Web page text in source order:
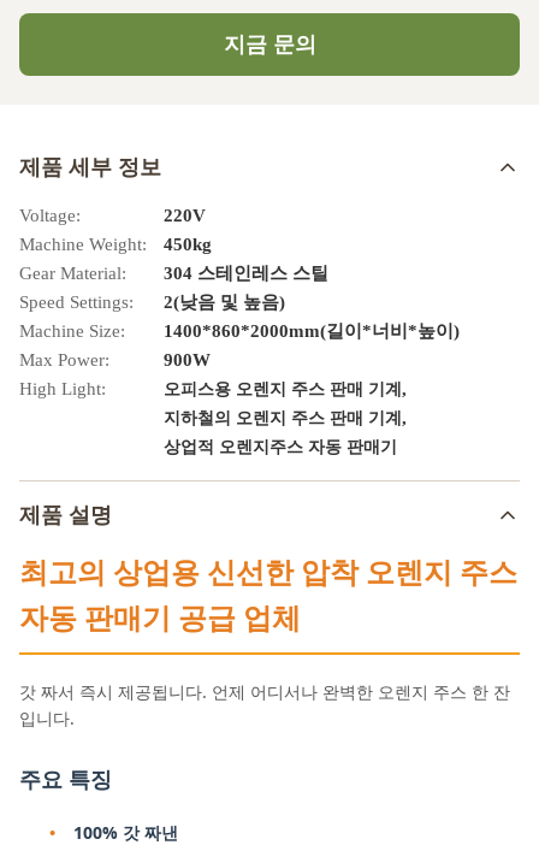
지금 문의
제품 세부 정보
Voltage:
220V
Machine Weight:
450kg
Gear Material:
304 스테인레스 스틸
Speed Settings:
2(낮음 및 높음)
Machine Size:
1400*860*2000mm(길이*너비*높이)
Max Power:
900W
High Light:
오피스용 오렌지 주스 판매 기계 ,
지하철의 오렌지 주스 판매 기계 ,
상업적 오렌지주스 자동 판매기
제품 설명
최고의 상업용 신선한 압착 오렌지 주스
자동 판매기 공급 업체
갓 짜서 즉시 제공됩니다. 언제 어디서나 완벽한 오렌지 주스 한 잔
입니다.
주요 특징
100% 갓 짜낸